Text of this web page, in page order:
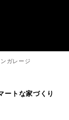
ガレージ
ートな家づくり